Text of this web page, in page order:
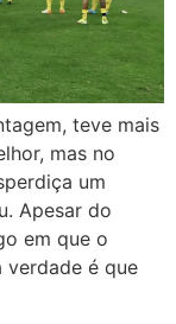
teve mais
mas no
um
Apesar do
em que o
verdade é que